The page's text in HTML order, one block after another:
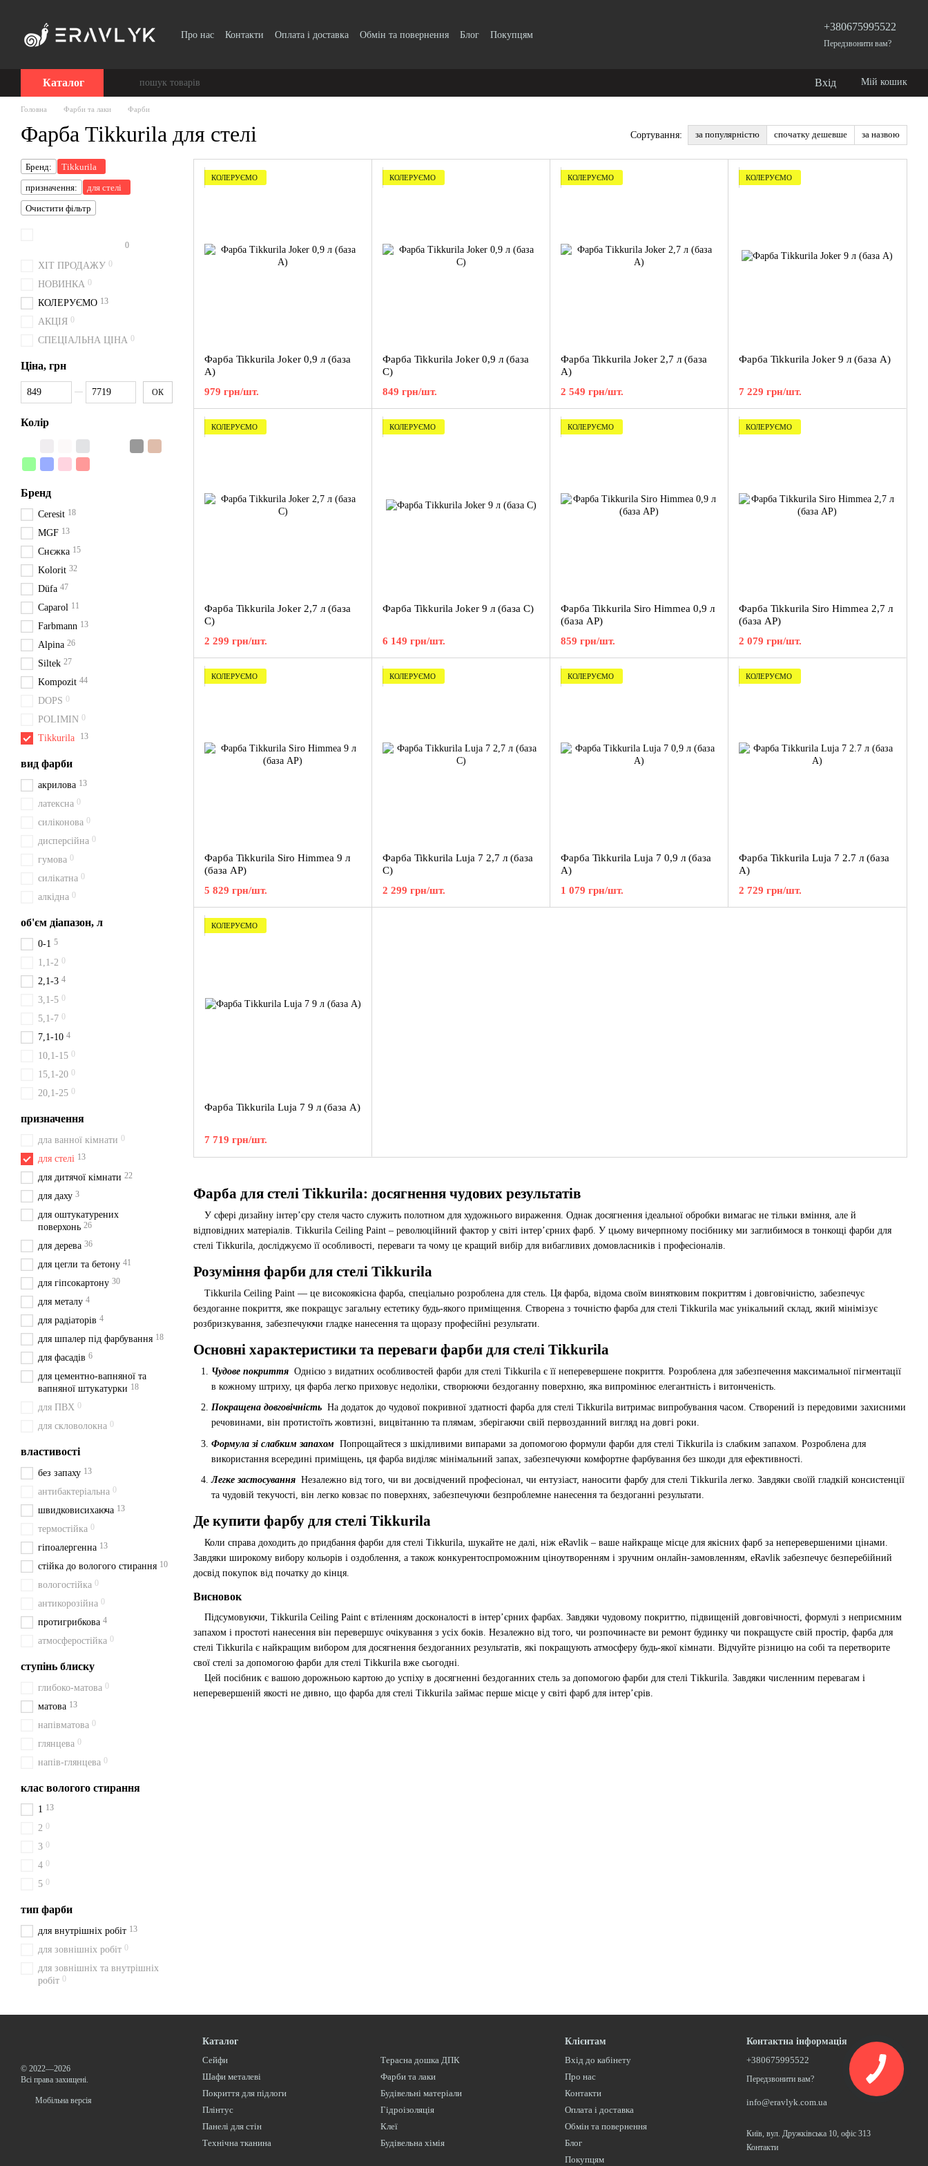
Про нас Контакти Оплата і доставка Обмін та повернення Блог Покупцям
+380675995522
Передзвонити вам?
Каталог Вхід Мій кошик
Головна Фарби та лаки Фарби
Фарба Tikkurila для стелі Сортування: за популярністю спочатку дешевше за назвою
Фарба для стелі Tikkurila: досягнення чудових результатів
У сфері дизайну інтер’єру стеля часто служить полотном для художнього вираження. Однак досягнення ідеальної обробки вимагає не тільки вміння, але й
відповідних матеріалів. Tikkurila Ceiling Paint – революційний фактор у світі інтер’єрних фарб. У цьому вичерпному посібнику ми заглибимося в тонкощі фарби для
стелі Tikkurila, досліджуємо її особливості, переваги та чому це кращий вибір для вибагливих домовласників і професіоналів.
Розуміння фарби для стелі Tikkurila
Tikkurila Ceiling Paint — це високоякісна фарба, спеціально розроблена для стель. Ця фарба, відома своїм винятковим покриттям і довговічністю, забезпечує
бездоганне покриття, яке покращує загальну естетику будь-якого приміщення. Створена з точністю фарба для стелі Tikkurila має унікальний склад, який мінімізує
розбризкування, забезпечуючи гладке нанесення та щоразу професійні результати.
Основні характеристики та переваги фарби для стелі Tikkurila
Чудове покриття Однією з видатних особливостей фарби для стелі Tikkurila є її неперевершене покриття. Розроблена для забезпечення максимальної пігментації
в кожному штриху, ця фарба легко приховує недоліки, створюючи бездоганну поверхню, яка випромінює елегантність і витонченість.
Покращена довговічність На додаток до чудової покривної здатності фарба для стелі Tikkurila витримає випробування часом. Створений із передовими захисними
речовинами, він протистоїть жовтизні, вицвітанню та плямам, зберігаючи свій первозданний вигляд на довгі роки.
Формула зі слабким запахом Попрощайтеся з шкідливими випарами за допомогою формули фарби для стелі Tikkurila із слабким запахом. Розроблена для
використання всередині приміщень, ця фарба виділяє мінімальний запах, забезпечуючи комфортне фарбування без шкоди для ефективності.
Легке застосування Незалежно від того, чи ви досвідчений професіонал, чи ентузіаст, наносити фарбу для стелі Tikkurila легко. Завдяки своїй гладкій консистенції
та чудовій текучості, він легко ковзає по поверхнях, забезпечуючи безпроблемне нанесення та бездоганні результати.
Де купити фарбу для стелі Tikkurila
Коли справа доходить до придбання фарби для стелі Tikkurila, шукайте не далі, ніж eRavlik – ваше найкраще місце для якісних фарб за неперевершеними цінами.
Завдяки широкому вибору кольорів і оздоблення, а також конкурентоспроможним ціноутворенням і зручним онлайн-замовленням, eRavlik забезпечує безперебійний
досвід покупок від початку до кінця.
Висновок
Підсумовуючи, Tikkurila Ceiling Paint є втіленням досконалості в інтер’єрних фарбах. Завдяки чудовому покриттю, підвищеній довговічності, формулі з неприємним
запахом і простоті нанесення він перевершує очікування з усіх боків. Незалежно від того, чи розпочинаєте ви ремонт будинку чи покращуєте свій простір, фарба для
стелі Tikkurila є найкращим вибором для досягнення бездоганних результатів, які покращують атмосферу будь-якої кімнати. Відчуйте різницю на собі та перетворите
свої стелі за допомогою фарби для стелі Tikkurila вже сьогодні.
Цей посібник є вашою дорожньою картою до успіху в досягненні бездоганних стель за допомогою фарби для стелі Tikkurila. Завдяки численним перевагам і
неперевершеній якості не дивно, що фарба для стелі Tikkurila займає перше місце у світі фарб для інтер’єрів.
КОЛЕРУЄМО
Фарба Tikkurila Joker 0,9 л (база
A)
979 грн/шт.
КОЛЕРУЄМО
Фарба Tikkurila Joker 0,9 л (база
C)
849 грн/шт.
КОЛЕРУЄМО
Фарба Tikkurila Joker 2,7 л (база
A)
2 549 грн/шт.
КОЛЕРУЄМО
Фарба Tikkurila Joker 9 л (база A)
7 229 грн/шт.
КОЛЕРУЄМО
Фарба Tikkurila Joker 2,7 л (база
C)
2 299 грн/шт.
КОЛЕРУЄМО
Фарба Tikkurila Joker 9 л (база C)
6 149 грн/шт.
КОЛЕРУЄМО
Фарба Tikkurila Siro Himmea 0,9 л
(база AР)
859 грн/шт.
КОЛЕРУЄМО
Фарба Tikkurila Siro Himmea 2,7 л
(база AР)
2 079 грн/шт.
КОЛЕРУЄМО
Фарба Tikkurila Siro Himmea 9 л
(база AР)
5 829 грн/шт.
КОЛЕРУЄМО
Фарба Tikkurila Luja 7 2,7 л (база
С)
2 299 грн/шт.
КОЛЕРУЄМО
Фарба Tikkurila Luja 7 0,9 л (база
А)
1 079 грн/шт.
КОЛЕРУЄМО
Фарба Tikkurila Luja 7 2.7 л (база
А)
2 729 грн/шт.
КОЛЕРУЄМО
Фарба Tikkurila Luja 7 9 л (база А)
7 719 грн/шт.
Бренд:
Tikkurila
призначення:
для стелі
Очистити фільтр
0
ХІТ ПРОДАЖУ 0
НОВИНКА 0
КОЛЕРУЄМО 13
АКЦІЯ 0
СПЕЦІАЛЬНА ЦІНА 0
Ціна, грн
Від Ціна, грн
До Ціна, грн
ОК
Колір
Бренд
Ceresit 18
MGF 13
Снєжка 15
Kolorit 32
Düfa 47
Caparol 11
Farbmann 13
Alpina 26
Siltek 27
Kompozit 44
DOPS 0
POLIMIN 0
Tikkurila 13
вид фарби
акрилова 13
латексна 0
силіконова 0
дисперсійна 0
гумова 0
силікатна 0
алкідна 0
об'єм діапазон, л
0-1 5
1,1-2 0
2,1-3 4
3,1-5 0
5,1-7 0
7,1-10 4
10,1-15 0
15,1-20 0
20,1-25 0
призначення
дла ванної кімнати 0
для стелі 13
для дитячої кімнати 22
для даху 3
для оштукатурених
поверхонь 26
для дерева 36
для цегли та бетону 41
для гіпсокартону 30
для металу 4
для радіаторів 4
для шпалер під фарбування 18
для фасадів 6
для цементно-вапняної та
вапняної штукатурки 18
для ПВХ 0
для скловолокна 0
властивості
без запаху 13
антибактеріальна 0
швидковисихаюча 13
термостійка 0
гіпоалергенна 13
стійка до вологого стирання 10
вологостійка 0
антикорозійна 0
протигрибкова 4
атмосферостійка 0
ступінь блиску
глибоко-матова 0
матова 13
напівматова 0
глянцева 0
напів-глянцева 0
клас вологого стирання
1 13
2 0
3 0
4 0
5 0
тип фарби
для внутрішніх робіт 13
для зовнішніх робіт 0
для зовнішніх та внутрішніх
робіт 0
© 2022—2026
Всі права захищені.
Мобільна версія
Каталог
Сейфи
Шафи металеві
Покриття для підлоги
Плінтус
Панелі для стін
Технічна тканина
Терасна дошка ДПК
Фарби та лаки
Будівельні матеріали
Гідроізоляція
Клеї
Будівельна хімія
Клієнтам
Вхід до кабінету
Про нас
Контакти
Оплата і доставка
Обмін та повернення
Блог
Покупцям
Контактна інформація
+380675995522
Передзвонити вам?
info@eravlyk.com.ua
Київ, вул. Дружківська 10, офіс 313
Контакти